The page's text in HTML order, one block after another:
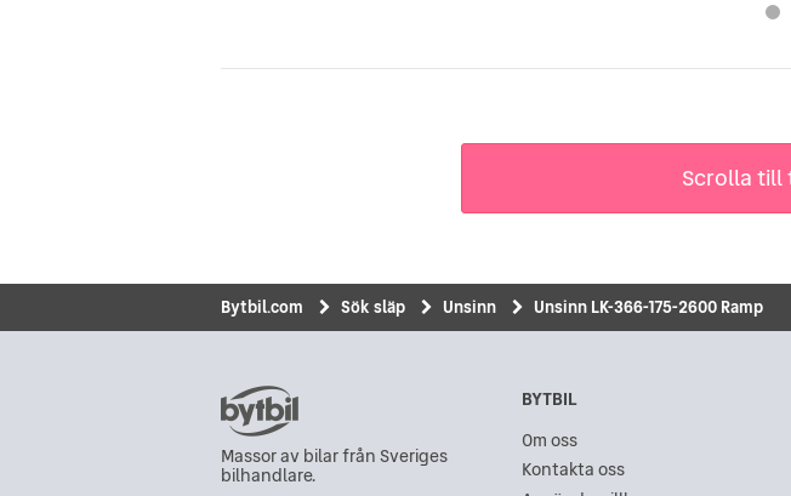
Scrolla till
Bytbil.com Sök släp Unsinn Unsinn LK-366-175-2600 Ramp
Massor av bilar från Sveriges
bilhandlare.
BYTBIL
Om oss
Kontakta oss